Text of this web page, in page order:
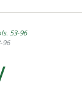
53-96
96